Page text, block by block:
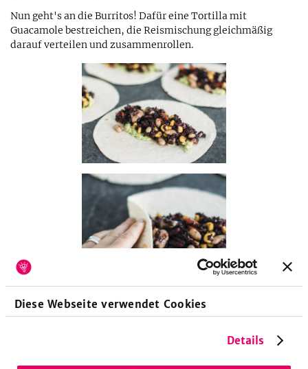
Diese Webseite verwendet Cookies
Details
Nun geht's an die Burritos! Dafür eine Tortilla mit
Guacamole bestreichen, die Reismischung gleichmäßig
darauf verteilen und zusammenrollen.